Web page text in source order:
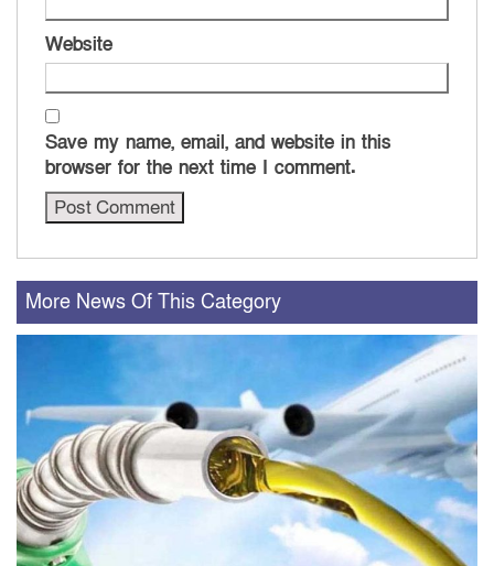
Website
Save my name, email, and website in this
browser for the next time I comment.
More News Of This Category